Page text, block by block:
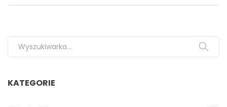
Search for:
KATEGORIE